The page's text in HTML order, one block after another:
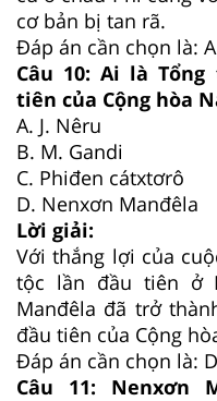
cơ bản bị tan rã.
Đáp án cần chọn là: A
Câu 10:Ai là Tổng
tiên của Cộng hòa
A. J. Nêru
B. M. Gandi
C. Phiđen cátxtơrô
D. Nenxơn Manđêla
Lời giải:
Với thắng lợi của
tộc lần đầu tiên ở
Manđêla đã trở
đầu tiên của Cộng
Đáp án cần chọn là: D
Câu 11: Nenxơn